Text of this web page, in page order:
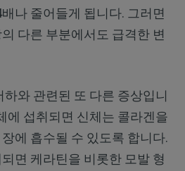
나 줄어들게 됩니다. 그러면
다른 부분에서도 급격한 변
와 관련된 또 다른 증상입니
에 섭취되면 신체는 콜라겐을
에 흡수될 수 있도록 합니다.
면 케라틴을 비롯한 모발 형